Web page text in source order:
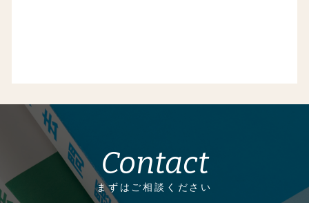
Contact
まずはご相談ください